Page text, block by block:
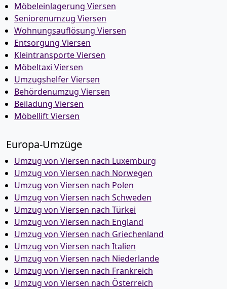
Möbeleinlagerung Viersen
Seniorenumzug Viersen
Wohnungsauflösung Viersen
Entsorgung Viersen
Kleintransporte Viersen
Möbeltaxi Viersen
Umzugshelfer Viersen
Behördenumzug Viersen
Beiladung Viersen
Möbellift Viersen
Europa-Umzüge
Umzug von Viersen nach Luxemburg
Umzug von Viersen nach Norwegen
Umzug von Viersen nach Polen
Umzug von Viersen nach Schweden
Umzug von Viersen nach Türkei
Umzug von Viersen nach England
Umzug von Viersen nach Griechenland
Umzug von Viersen nach Italien
Umzug von Viersen nach Niederlande
Umzug von Viersen nach Frankreich
Umzug von Viersen nach Österreich